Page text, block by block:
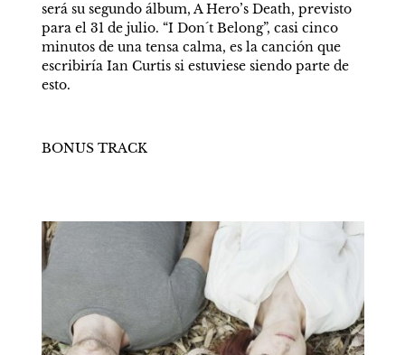
será su segundo álbum, A Hero’s Death, previsto
para el 31 de julio. “I Don´t Belong”, casi cinco
minutos de una tensa calma, es la canción que
escribiría Ian Curtis si estuviese siendo parte de
esto.
BONUS TRACK